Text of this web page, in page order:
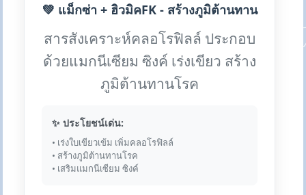
💚 แม็กซ่า + ฮิวมิคFK - สร้างภูมิต้านทาน
สารสังเคราะห์คลอโรฟิลล์ ประกอบ
ด้วยแมกนีเซียม ซิงค์ เร่งเขียว สร้าง
ภูมิต้านทานโรค
✨ ประโยชน์เด่น:
• เร่งใบเขียวเข้ม เพิ่มคลอโรฟิลล์
• สร้างภูมิต้านทานโรค
• เสริมแมกนีเซียม ซิงค์